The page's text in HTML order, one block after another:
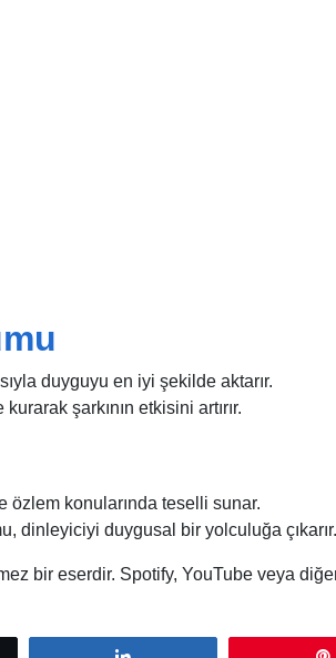
duyguyu en iyi şekilde aktarır.
şarkının etkisini artırır.
özlem konularında teselli sunar.
dinleyiciyi duygusal bir yolculuğa çıkarır.
bir eserdir. Spotify, YouTube veya